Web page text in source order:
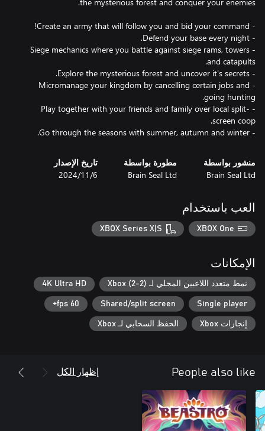
- Siege mechanics where you battle against siege rams, towers
- Micromanage your kingdom by cancelling certain jobs and
- Play together with your friends and family over local split-
- Go through the seasons with summer, autumn and winter.
منشور بواسطة
Brain Seal Ltd
مطورة بواسطة
Brain Seal Ltd
تاريخ الإصدار
6‏/11‏/2024
العب باستخدام
XBOX One
XBOX Series X|S
الإمكانات
نمط متعدد اللاعبين المحلي لـ Xbox (2-2) 4K Ultra HD
Single player
Shared/split screen
60 fps+
إنجازات Xbox الحفظ السحابي لـ Xbox
People also like إظهار الكل